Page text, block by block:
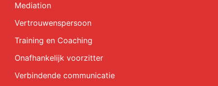
Mediation
Vertrouwenspersoon
Training en Coaching
Onafhankelijk voorzitter
Verbindende communicatie